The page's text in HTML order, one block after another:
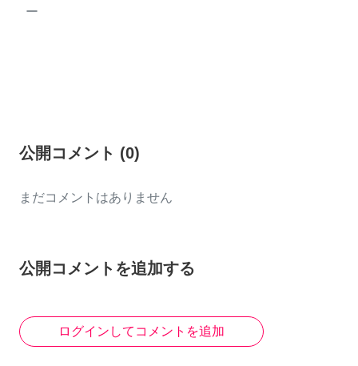
ー
公開コメント (0)
まだコメントはありません
公開コメントを追加する
ログインしてコメントを追加